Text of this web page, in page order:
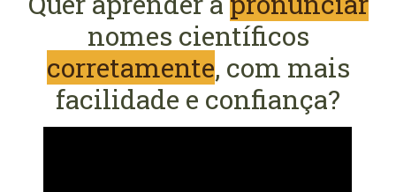
nomes científicos
corretamente, com mais
facilidade e confiança?